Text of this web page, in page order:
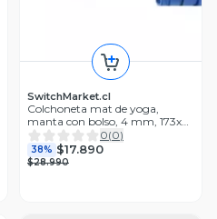
SwitchMarket.cl
Colchoneta mat de yoga,
manta con bolso, 4 mm, 173x61
cm, verde
0(0)
38% $17.890
$28.990